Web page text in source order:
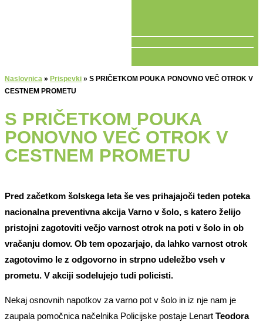
Naslovnica » Prispevki » S PRIČETKOM POUKA PONOVNO VEČ OTROK V
CESTNEM PROMETU
S PRIČETKOM POUKA
PONOVNO VEČ OTROK V
CESTNEM PROMETU
Pred začetkom šolskega leta še ves prihajajoči teden poteka
nacionalna preventivna akcija Varno v šolo, s katero želijo
pristojni zagotoviti večjo varnost otrok na poti v šolo in ob
vračanju domov. Ob tem opozarjajo, da lahko varnost otrok
zagotovimo le z odgovorno in strpno udeležbo vseh v
prometu. V akciji sodelujejo tudi policisti.
Nekaj osnovnih napotkov za varno pot v šolo in iz nje nam je
zaupala pomočnica načelnika Policijske postaje Lenart Teodora